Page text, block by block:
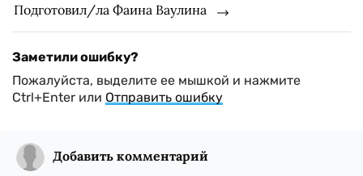
Подготовил/ла Фаина Ваулина
Заметили ошибку?
Пожалуйста, выделите ее мышкой и нажмите
Ctrl+Enter или Отправить ошибку
Добавить комментарий